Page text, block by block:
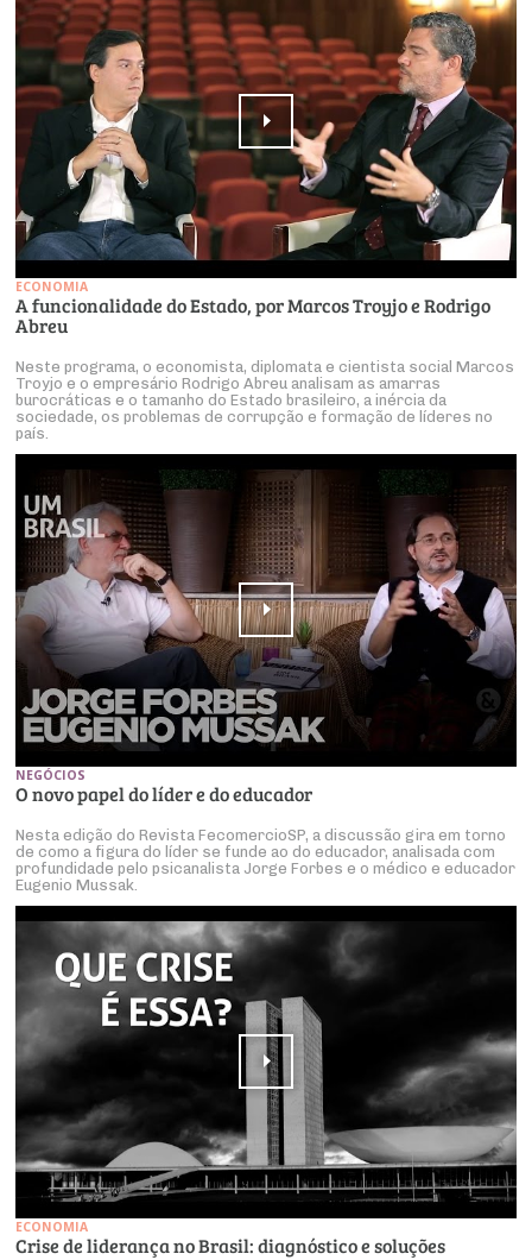
ECONOMIA
A funcionalidade do Estado, por Marcos Troyjo e Rodrigo
Abreu
Neste programa, o economista, diplomata e cientista social Marcos
Troyjo e o empresário Rodrigo Abreu analisam as amarras
burocráticas e o tamanho do Estado brasileiro, a inércia da
sociedade, os problemas de corrupção e formação de líderes no
país.
NEGÓCIOS
O novo papel do líder e do educador
Nesta edição do Revista FecomercioSP, a discussão gira em torno
de como a figura do líder se funde ao do educador, analisada com
profundidade pelo psicanalista Jorge Forbes e o médico e educador
Eugenio Mussak.
ECONOMIA
Crise de liderança no Brasil: diagnóstico e soluções